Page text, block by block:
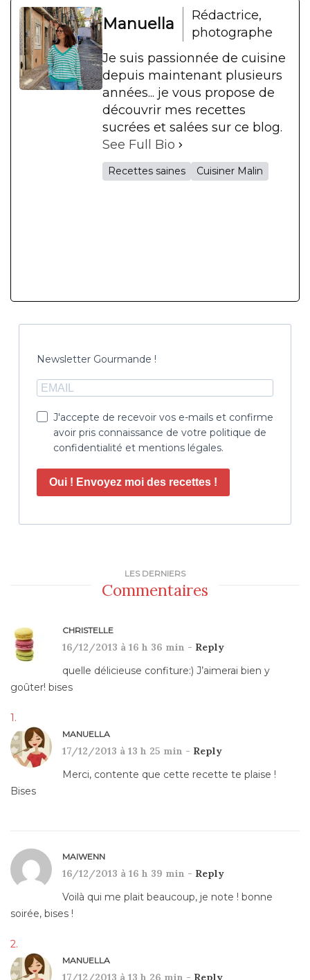
Manuella
Rédactrice,
photographe
Je suis passionnée de cuisine
depuis maintenant plusieurs
années... je vous propose de
découvrir mes recettes
sucrées et salées sur ce blog.
See Full Bio
Recettes saines Cuisiner Malin
Newsletter Gourmande !
J'accepte de recevoir vos e-mails et confirme
avoir pris connaissance de votre politique de
confidentialité et mentions légales.
Oui ! Envoyez moi des recettes !
LES DERNIERS
Commentaires
CHRISTELLE
16/12/2013 à 16 h 36 min - Reply
quelle délicieuse confiture:) J’aimerai bien y
goûter! bises
MANUELLA
17/12/2013 à 13 h 25 min - Reply
Merci, contente que cette recette te plaise !
Bises
MAIWENN
16/12/2013 à 16 h 39 min - Reply
Voilà qui me plait beaucoup, je note ! bonne
soirée, bises !
MANUELLA
17/12/2013 à 13 h 26 min - Reply